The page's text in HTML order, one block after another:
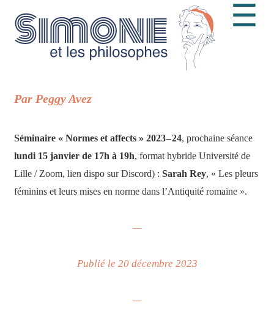
☰
Par Peggy Avez
Séminaire « Normes et affects » 2023 – 24, prochaine séance
lundi 15 janvier de 17h à 19h, format hybride Université de
Lille / Zoom, lien dispo sur Discord) : Sarah Rey, « Les pleurs
féminins et leurs mises en norme dans l’Antiquité romaine ».
—
Publié le 20 décembre 2023
—